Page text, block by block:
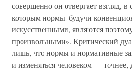
совершенно он отвергает взгляд, в
которым нормы, будучи
искусственными, являются
произвольными». Критический
лишь, что нормы и нормативные
и изменяться человеком — точнее,